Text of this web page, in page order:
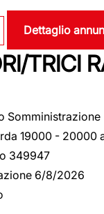
Dettaglio
TRICI
Somministrazione
19000 - 20000
349947
6/8/2026